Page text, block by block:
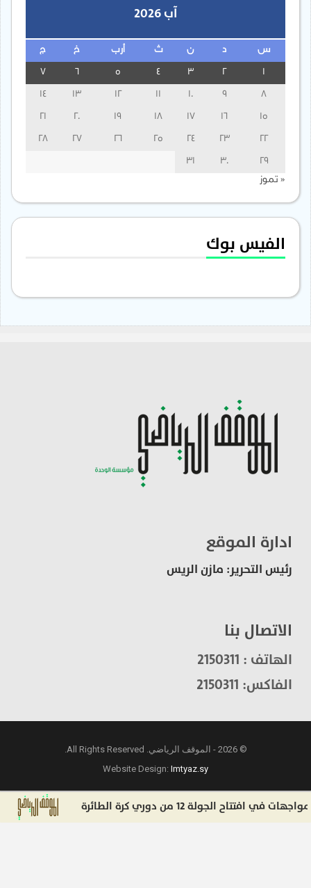
آب 2026
س ن ث أرب خ ج
3
13
14
15
16
17
18
19
20
21
22
23
24
25
26
27
28
29
30
31
« تموز
الفيس بوك
ادارة الموقع
رئيس التحرير: مازن الريس
الاتصال بنا
الهاتف : 2150311
الفاكس: 2150311
© 2026 - الموقف الرياضي. All Rights Reserved.
Website Design:Imtyaz.sy
الجولة 12 من دوري كرة الطائرة صفقة